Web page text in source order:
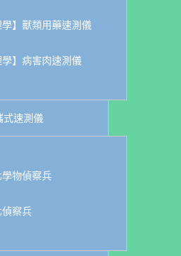
學】獸類用藥速測儀
學】病害肉速測儀
式速測儀
學物偵察兵
察兵